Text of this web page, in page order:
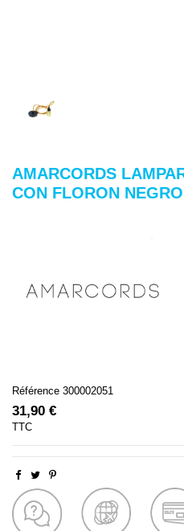
AMARCORDS
CON FLORON NEGRO
Référence 300002051
31,90 €
TTC